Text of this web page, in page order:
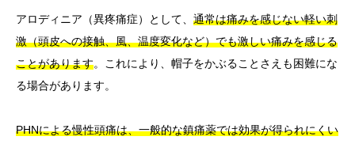
アロディニア（異疼痛症）として、 通常は痛みを感じない軽い刺
激（頭皮への接触、風、温度変化など）でも激しい痛みを感じる
ことがあります。これにより、帽子をかぶることさえも困難にな
る場合があります。
PHNによる慢性頭痛は、一般的な鎮痛薬では効果が得られにくい